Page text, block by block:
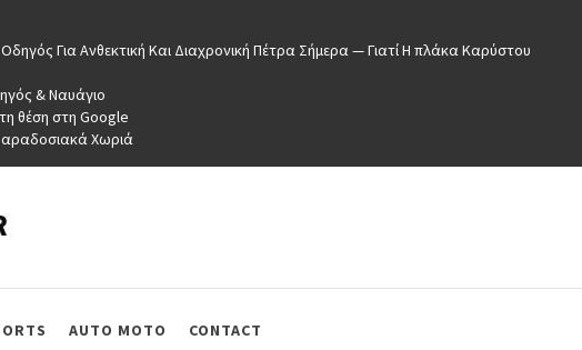
Για Ανθεκτική Και Διαχρονική Πέτρα Σήμερα — Γιατί Η πλάκα Καρύστου
& Ναυάγιο
θέση στη Google
Χωριά
AUTO MOTO CONTACT